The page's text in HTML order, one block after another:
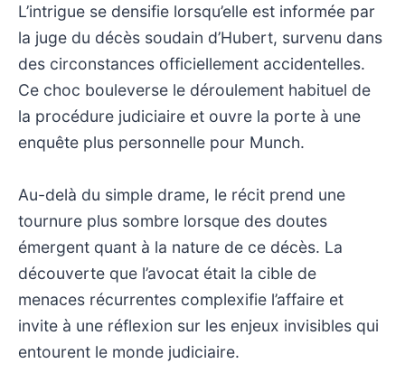
L’intrigue se densifie lorsqu’elle est informée par
la juge du décès soudain d’Hubert, survenu dans
des circonstances officiellement accidentelles.
Ce choc bouleverse le déroulement habituel de
la procédure judiciaire et ouvre la porte à une
enquête plus personnelle pour Munch.
Au-delà du simple drame, le récit prend une
tournure plus sombre lorsque des doutes
émergent quant à la nature de ce décès. La
découverte que l’avocat était la cible de
menaces récurrentes complexifie l’affaire et
invite à une réflexion sur les enjeux invisibles qui
entourent le monde judiciaire.